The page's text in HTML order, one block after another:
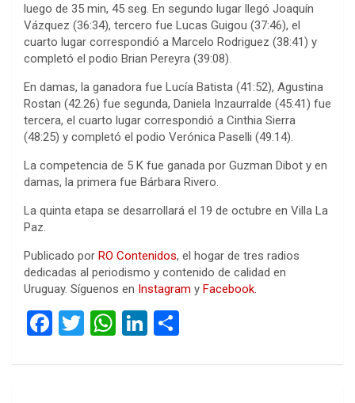
luego de 35 min, 45 seg. En segundo lugar llegó Joaquín
Vázquez (36:34), tercero fue Lucas Guigou (37:46), el
cuarto lugar correspondió a Marcelo Rodriguez (38:41) y
completó el podio Brian Pereyra (39:08).
En damas, la ganadora fue Lucía Batista (41:52), Agustina
Rostan (42.26) fue segunda, Daniela Inzaurralde (45:41) fue
tercera, el cuarto lugar correspondió a Cinthia Sierra
(48:25) y completó el podio Verónica Paselli (49.14).
La competencia de 5 K fue ganada por Guzman Dibot y en
damas, la primera fue Bárbara Rivero.
La quinta etapa se desarrollará el 19 de octubre en Villa La
Paz.
Publicado por RO Contenidos, el hogar de tres radios
dedicadas al periodismo y contenido de calidad en
Uruguay. Síguenos en Instagram y Facebook
F
ce
T
tt
W
at
Li
ke m